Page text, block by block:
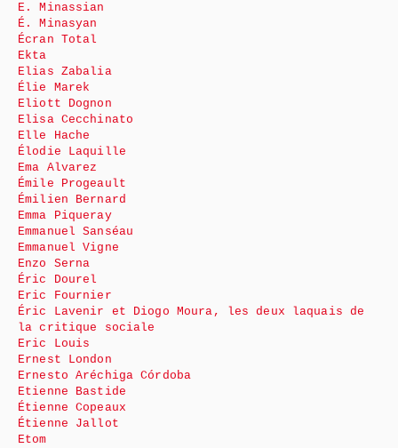
E. Minassian
É. Minasyan
Écran Total
Ekta
Elias Zabalia
Élie Marek
Eliott Dognon
Elisa Cecchinato
Elle Hache
Élodie Laquille
Ema Alvarez
Émile Progeault
Émilien Bernard
Emma Piqueray
Emmanuel Sanséau
Emmanuel Vigne
Enzo Serna
Éric Dourel
Eric Fournier
Éric Lavenir et Diogo Moura, les deux laquais de
la critique sociale
Eric Louis
Ernest London
Ernesto Aréchiga Córdoba
Etienne Bastide
Étienne Copeaux
Étienne Jallot
Etom